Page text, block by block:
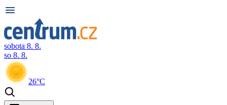
sobota 8. 8.
so 8. 8.
26°C